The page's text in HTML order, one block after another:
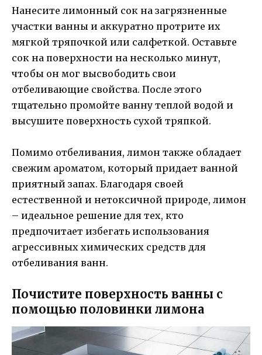
Нанесите лимонный сок на загрязненные
участки ванны и аккуратно протрите их
мягкой тряпочкой или салфеткой. Оставьте
сок на поверхности на несколько минут,
чтобы он мог высвободить свои
отбеливающие свойства. После этого
тщательно промойте ванну теплой водой и
высушите поверхность сухой тряпкой.
Помимо отбеливания, лимон также обладает
свежим ароматом, который придает ванной
приятный запах. Благодаря своей
естественной и нетоксичной природе, лимон
– идеальное решение для тех, кто
предпочитает избегать использования
агрессивных химических средств для
отбеливания ванн.
Почистите поверхность ванны с
помощью половинки лимона